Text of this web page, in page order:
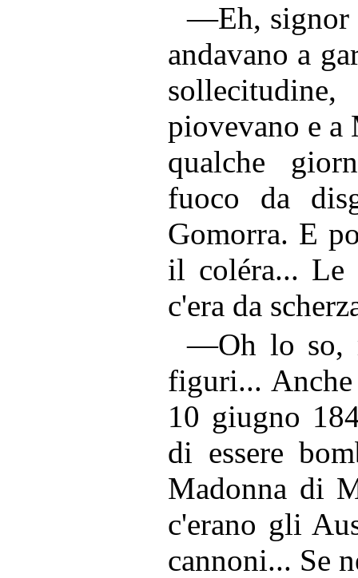
—Eh, signor
andavano a
piovevano e a
qualche
fuoco da
Gomorra. E
il coléra... Le
c'era da
—Oh lo so,
figuri...
10 giugno
di essere
Madonna di
c'erano gli
cannoni... Se